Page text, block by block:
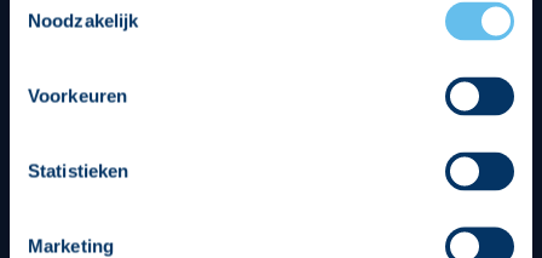
op een veilige en integere wijze. Je kunt je toestemming
beheren op de privacy- en cookieverklaring pagina.
Noodzakelijk
Voorkeuren
Statistieken
Marketing